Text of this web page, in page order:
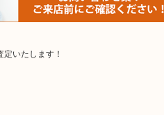
いたします！